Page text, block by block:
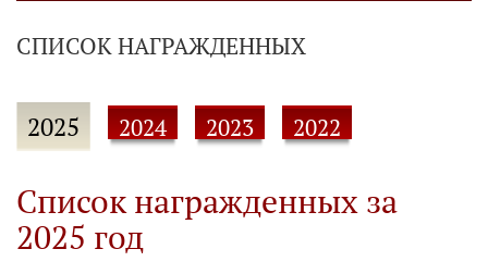
СПИСОК НАГРАЖДЕННЫХ
2025 2024 2023 2022
Список награжденных за
2025 год